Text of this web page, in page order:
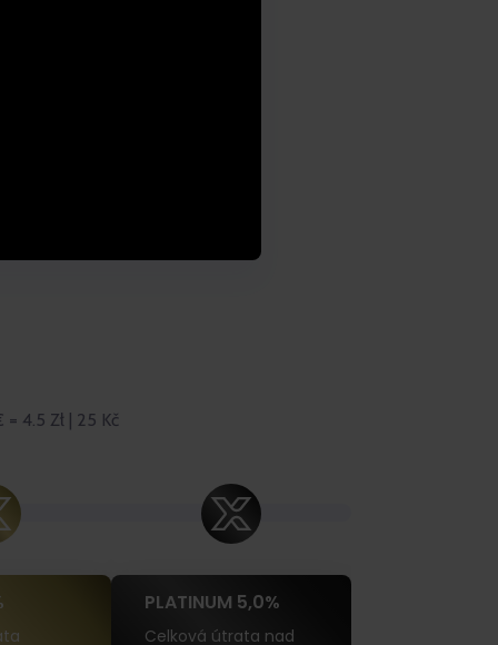
4.5 Zł | 25 Kč
PLATINUM 5,0%
Celková útrata nad